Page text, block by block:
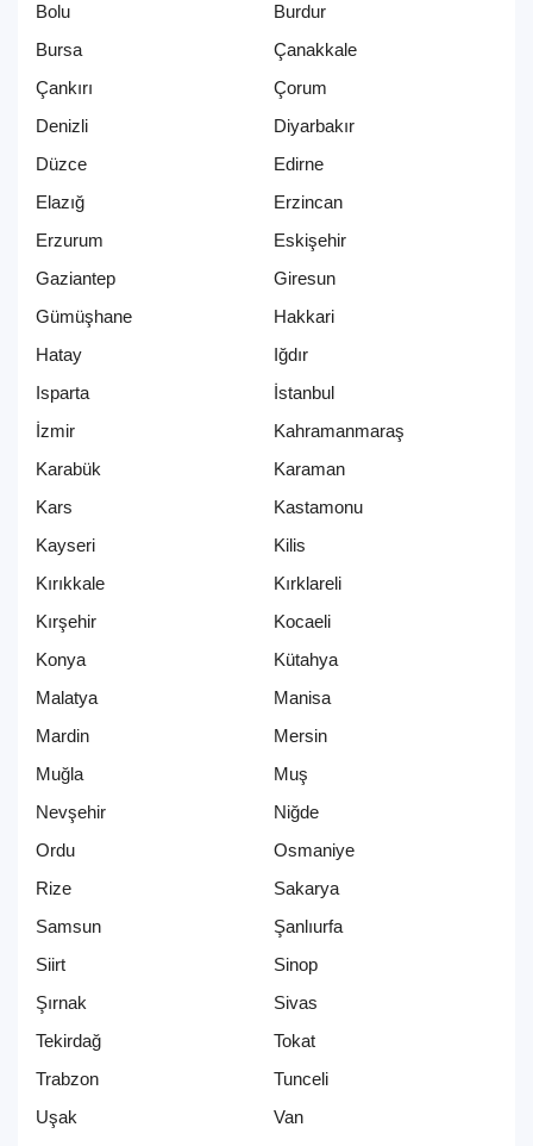
Bolu
Burdur
Bursa
Çanakkale
Çankırı
Çorum
Denizli
Diyarbakır
Düzce
Edirne
Elazığ
Erzincan
Erzurum
Eskişehir
Gaziantep
Giresun
Gümüşhane
Hakkari
Hatay
Iğdır
Isparta
İstanbul
İzmir
Kahramanmaraş
Karabük
Karaman
Kars
Kastamonu
Kayseri
Kilis
Kırıkkale
Kırklareli
Kırşehir
Kocaeli
Konya
Kütahya
Malatya
Manisa
Mardin
Mersin
Muğla
Muş
Nevşehir
Niğde
Ordu
Osmaniye
Rize
Sakarya
Samsun
Şanlıurfa
Siirt
Sinop
Şırnak
Sivas
Tekirdağ
Tokat
Trabzon
Tunceli
Uşak
Van